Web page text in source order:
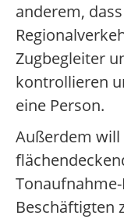
anderem,
Zugbegleiter
kontrollieren
eine Person.
Außerdem will
Beschäftigten